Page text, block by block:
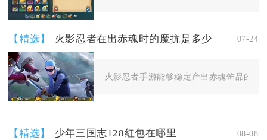
【精选】 火影忍者在出赤魂时的魔抗是多少 07-24
火影忍者手游能够稳定产出赤魂饰品的魔
【精选】 少年三国志128红包在哪里 08-08